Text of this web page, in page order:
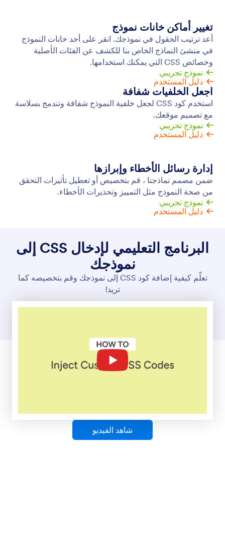
اجعل خلفية نموذجك منبثقة عن طريق تحويلها إلى نموذج
فيديو! انسخ والصق رابط فيديو YouTube لإضافة مقطع
فيديو إلى خلفية نموذجك في ثواني.
أضف كود CSS إلى نماذجك لتخصيصها بشكل كامل. أضف